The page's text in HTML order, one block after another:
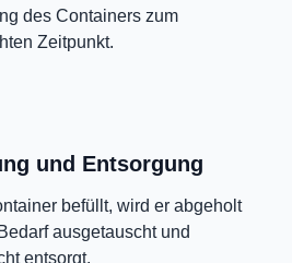
des Containers zum
Zeitpunkt.
und Entsorgung
befüllt, wird er abgeholt
ausgetauscht und
entsorgt.